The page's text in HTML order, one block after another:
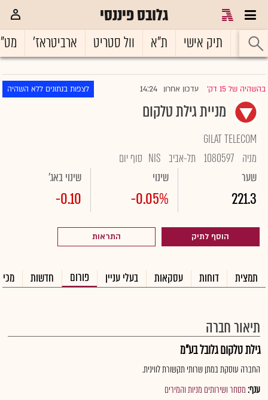
גלובס פיננסי
ראשי תיק אישי ת"א וול סטריט ארביטראז'
בהשהיה של 15 דק' |עדכון אחרון 14:24 לצפות בנתונים ללא השהיה
מניית גילת טלקום
GILAT TELECOM
מניה 1080597 תל-אביב NIS סוף יום
שער
221.3
שינוי
-0.05%
שינוי באג'
-0.10
הוסף לתיק התראות
תמצית דוחות עסקאות בעלי עניין פורום חדשות
תיאור חברה
גילת טלקום גלובל בע"מ
החברה עוסקת במתן שרותי תקשורת לווינית.
ענף:מסחר ושירותים מניות והמירים